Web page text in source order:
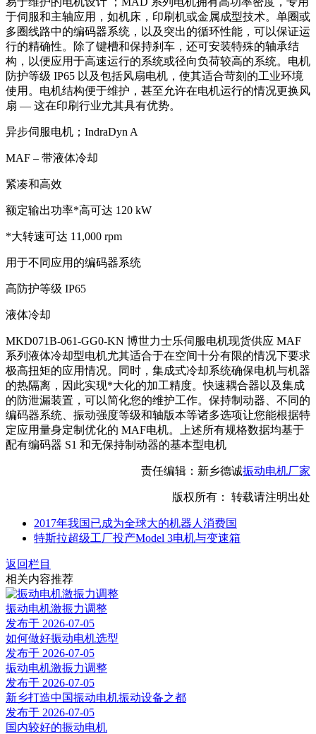
于伺服和主轴应用，如机床，印刷机或金属成型技术。单圈或
多圈线路中的编码器系统，以及突出的循环性能，可以保证运
行的精确性。除了键槽和保持刹车，还可安装特殊的轴承结
构，以便应用于高速运行的系统或径向负荷较高的系统。电机
防护等级 IP65 以及包括风扇电机，使其适合苛刻的工业环境
使用。电机结构便于维护，甚至允许在电机运行的情况更换风
扇 — 这在印刷行业尤其具有优势。
异步伺服电机；IndraDyn A
MAF – 带液体冷却
紧凑和高效
额定输出功率*高可达 120 kW
*大转速可达 11,000 rpm
用于不同应用的编码器系统
高防护等级 IP65
液体冷却
MKD071B-061-GG0-KN 博世力士乐伺服电机现货供应 MAF
系列液体冷却型电机尤其适合于在空间十分有限的情况下要求
极高扭矩的应用情况。同时，集成式冷却系统确保电机与机器
的热隔离，因此实现*大化的加工精度。快速耦合器以及集成
的防泄漏装置，可以简化您的维护工作。保持制动器、不同的
编码器系统、振动强度等级和轴版本等诸多选项让您能根据特
定应用量身定制优化的 MAF电机。上述所有规格数据均基于
配有编码器 S1 和无保持制动器的基本型电机
责任编辑：新乡德诚振动电机厂家
版权所有： 转载请注明出处
2017年我国已成为全球大的机器人消费国
特斯拉超级工厂投产Model 3电机与变速箱
返回栏目
相关内容推荐
振动电机激振力调整
发布于 2026-07-05
如何做好振动电机选型
发布于 2026-07-05
振动电机激振力调整
发布于 2026-07-05
新乡打造中国振动电机振动设备之都
发布于 2026-07-05
国内较好的振动电机